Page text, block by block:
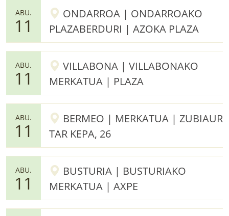
ABU.
11
ONDARROA | ONDARROAKO
PLAZABERDURI | AZOKA PLAZA
ABU.
11
VILLABONA | VILLABONAKO
MERKATUA | PLAZA
ABU.
11
BERMEO | MERKATUA | ZUBIAUR
TAR KEPA, 26
ABU.
11
BUSTURIA | BUSTURIAKO
MERKATUA | AXPE